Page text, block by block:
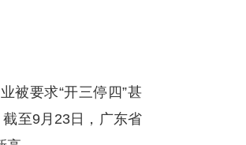
被要求“开三停四”甚
截至9月23日，广东省